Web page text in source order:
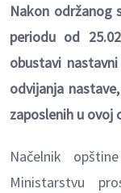
Nakon održanog
periodu od
obustavi
odvijanja
zaposlenih u ovoj
Načelnik
Ministarstvu